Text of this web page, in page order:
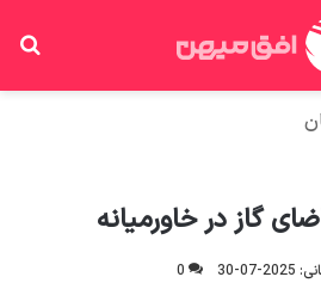
گاز در خاورمیانه
30
0